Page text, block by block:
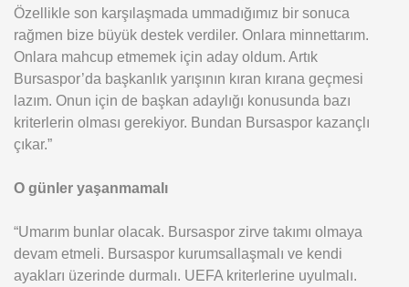
Özellikle son karşılaşmada ummadığımız bir sonuca
rağmen bize büyük destek verdiler. Onlara minnettarım.
Onlara mahcup etmemek için aday oldum. Artık
Bursaspor’da başkanlık yarışının kıran kırana geçmesi
lazım. Onun için de başkan adaylığı konusunda bazı
kriterlerin olması gerekiyor. Bundan Bursaspor kazançlı
çıkar.”
O günler yaşanmamalı
“Umarım bunlar olacak. Bursaspor zirve takımı olmaya
devam etmeli. Bursaspor kurumsallaşmalı ve kendi
ayakları üzerinde durmalı. UEFA kriterlerine uyulmalı.